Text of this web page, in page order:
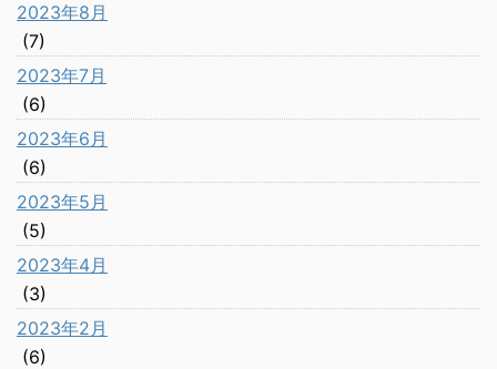
2023年8月
(7)
2023年7月
(6)
2023年6月
(6)
2023年5月
(5)
2023年4月
(3)
2023年2月
(6)